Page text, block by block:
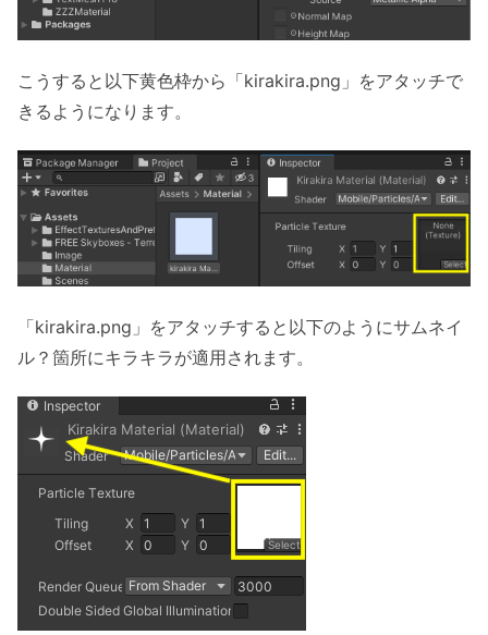
こうすると以下黄色枠から「kirakira.png」をアタッチで
きるようになります。
「kirakira.png」をアタッチすると以下のようにサムネイ
ル？箇所にキラキラが適用されます。